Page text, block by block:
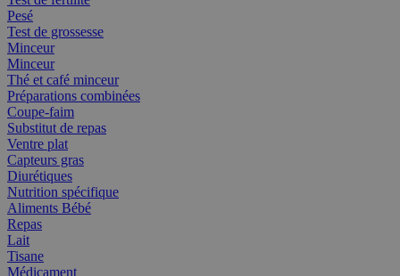
Pesé
Test de grossesse
Minceur
Minceur
Thé et café minceur
Préparations combinées
Coupe-faim
Substitut de repas
Ventre plat
Capteurs gras
Diurétiques
Nutrition spécifique
Aliments Bébé
Repas
Lait
Tisane
Médicament